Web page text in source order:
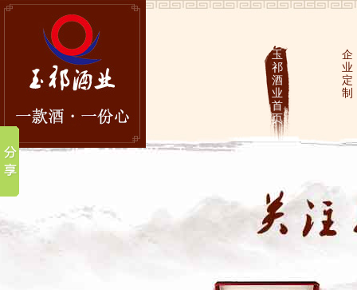
玉
祁
酒
业
首
页
企
业
定
制